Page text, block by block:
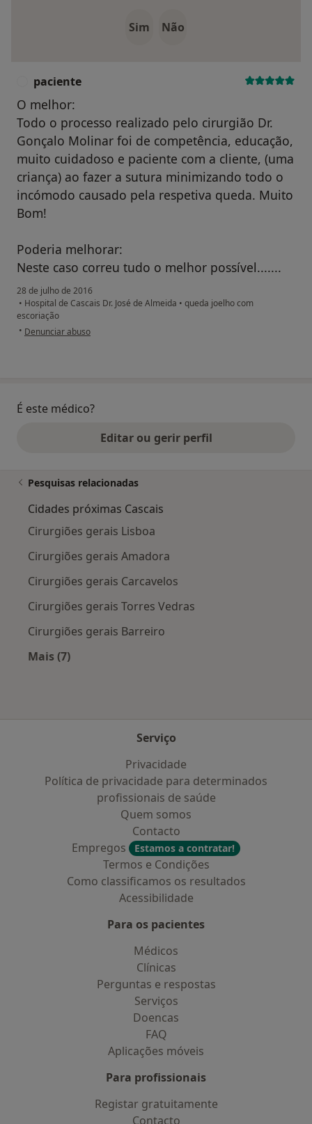
Sim Não
paciente
O melhor:
Todo o processo realizado pelo cirurgião Dr.
Gonçalo Molinar foi de competência, educação,
muito cuidadoso e paciente com a cliente, (uma
criança) ao fazer a sutura minimizando todo o
incómodo causado pela respetiva queda. Muito
Bom!
Poderia melhorar:
Neste caso correu tudo o melhor possível.......
28 de julho de 2016
• Hospital de Cascais Dr. José de Almeida • queda joelho com
escoriação
• na opinião do utilizador paciente
Denunciar abuso
É este médico?
Editar ou gerir perfil
Pesquisas relacionadas
Cidades próximas Cascais
Cirurgiões gerais Lisboa
Cirurgiões gerais Amadora
Cirurgiões gerais Carcavelos
Cirurgiões gerais Torres Vedras
Cirurgiões gerais Barreiro
Mais (7)
Serviço
Privacidade
Política de privacidade para determinados
profissionais de saúde
Quem somos
Contacto
Empregos
Estamos a contratar!
Termos e Condições
Como classificamos os resultados
Acessibilidade
Para os pacientes
Médicos
Clínicas
Perguntas e respostas
Serviços
Doencas
FAQ
Aplicações móveis
Para profissionais
Registar gratuitamente
Contacto